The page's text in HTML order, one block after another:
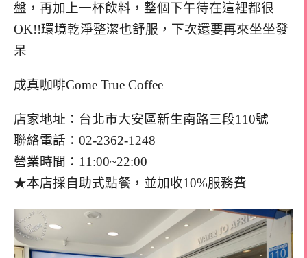
盤，再加上一杯飲料，整個下午待在這裡都很
OK!!環境乾淨整潔也舒服，下次還要再來坐坐發
呆
成真咖啡Come True Coffee
店家地址：台北市大安區新生南路三段110號
聯絡電話：02-2362-1248
營業時間：11:00~22:00
★本店採自助式點餐，並加收10%服務費